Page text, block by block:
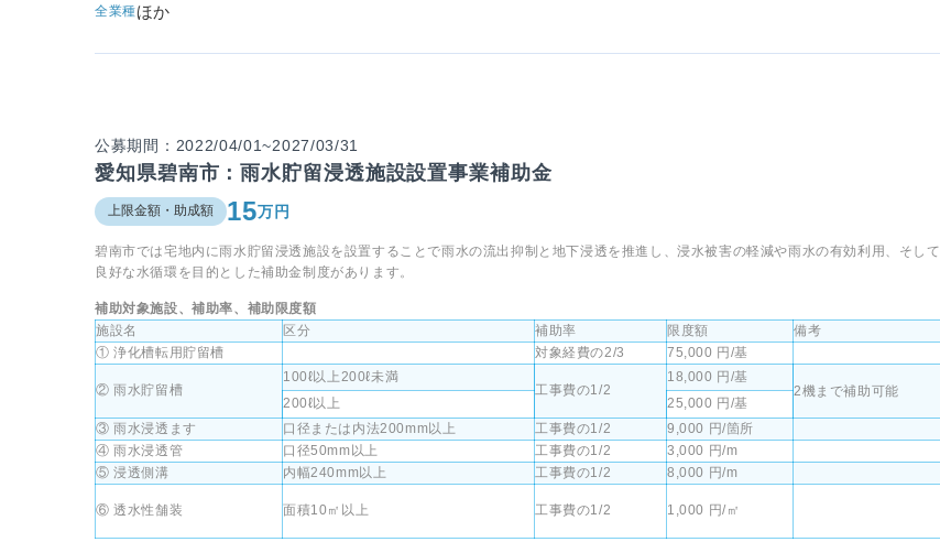
全業種ほか
公募期間：2022/04/01~2027/03/31
愛知県碧南市：雨水貯留浸透施設設置事業補助金
上限金額・助成額 15万円
碧南市では宅地内に雨水貯留浸透施設を設置することで雨水の流出抑制と地下浸透を推進し、浸水被害の軽減や雨水の有効利用、そして
良好な水循環を目的とした補助金制度があります。
補助対象施設、補助率、補助限度額
施設名
区分 補助率 限度額
備考
① 浄化槽転用貯留槽
対象経費の2/3 75,000 円/基
② 雨水貯留槽
100ℓ以上200ℓ未満
工事費の1/2
18,000 円/基
2機まで補助可能
200ℓ以上
25,000 円/基
③ 雨水浸透ます
口径または内法200mm以上 工事費の1/2
9,000 円/箇所
④ 雨水浸透管
口径50mm以上 工事費の1/2
3,000 円/m
⑤ 浸透側溝
内幅240mm以上 工事費の1/2 8,000 円/m
⑥ 透水性舗装 面積10㎡以上 工事費の1/2 1,000 円/㎡